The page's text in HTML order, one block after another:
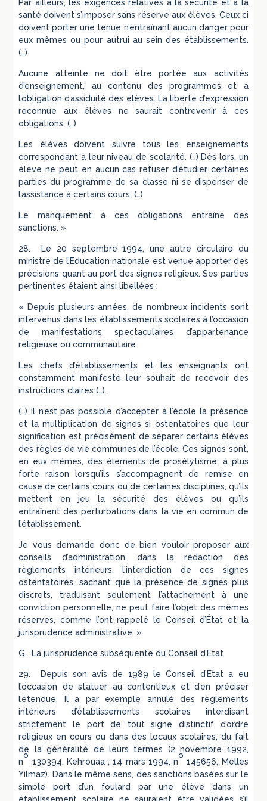
Par ailleurs, les exigences relatives à la sécurité et à la
santé doivent s’imposer sans réserve aux élèves. Ceux ci
doivent porter une tenue n’entraînant aucun danger pour
eux mêmes ou pour autrui au sein des établissements.
(…)
Aucune atteinte ne doit être portée aux activités
d’enseignement, au contenu des programmes et à
l’obligation d’assiduité des élèves. La liberté d’expression
reconnue aux élèves ne saurait contrevenir à ces
obligations. (…)
Les élèves doivent suivre tous les enseignements
correspondant à leur niveau de scolarité. (…) Dès lors, un
élève ne peut en aucun cas refuser d’étudier certaines
parties du programme de sa classe ni se dispenser de
l’assistance à certains cours. (…)
Le manquement à ces obligations entraîne des
sanctions. »
28. Le 20 septembre 1994, une autre circulaire du
ministre de l’Education nationale est venue apporter des
précisions quant au port des signes religieux. Ses parties
pertinentes étaient ainsi libellées :
« Depuis plusieurs années, de nombreux incidents sont
intervenus dans les établissements scolaires à l’occasion
de manifestations spectaculaires d’appartenance
religieuse ou communautaire.
Les chefs d’établissements et les enseignants ont
constamment manifesté leur souhait de recevoir des
instructions claires (…).
(…) il n’est pas possible d’accepter à l’école la présence
et la multiplication de signes si ostentatoires que leur
signification est précisément de séparer certains élèves
des règles de vie communes de l’école. Ces signes sont,
en eux mêmes, des éléments de prosélytisme, à plus
forte raison lorsqu’ils s’accompagnent de remise en
cause de certains cours ou de certaines disciplines, qu’ils
mettent en jeu la sécurité des élèves ou qu’ils
entraînent des perturbations dans la vie en commun de
l’établissement.
Je vous demande donc de bien vouloir proposer aux
conseils d’administration, dans la rédaction des
règlements intérieurs, l’interdiction de ces signes
ostentatoires, sachant que la présence de signes plus
discrets, traduisant seulement l’attachement à une
conviction personnelle, ne peut faire l’objet des mêmes
réserves, comme l’ont rappelé le Conseil d’État et la
jurisprudence administrative. »
G. La jurisprudence subséquente du Conseil d’Etat
29. Depuis son avis de 1989 le Conseil d’Etat a eu
l’occasion de statuer au contentieux et d’en préciser
l’étendue. Il a par exemple annulé des règlements
intérieurs d’établissements scolaires interdisant
strictement le port de tout signe distinctif d’ordre
religieux en cours ou dans des locaux scolaires, du fait
de la généralité de leurs termes (2 novembre 1992,
n
o
130394, Kehrouaa; 14 mars 1994, n
o
145656, Melles
Yilmaz). Dans le même sens, des sanctions basées sur le
simple port d’un foulard par une élève dans un